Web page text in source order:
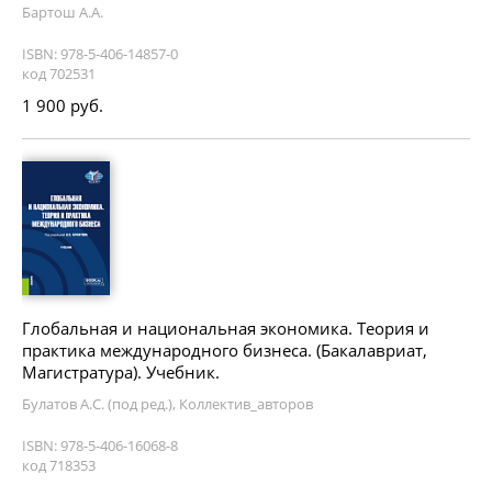
Бартош А.А.
ISBN: 978-5-406-14857-0
код 702531
1 900 руб.
Глобальная и национальная экономика. Теория и
практика международного бизнеса. (Бакалавриат,
Магистратура). Учебник.
Булатов А.С. (под ред.), Коллектив_авторов
ISBN: 978-5-406-16068-8
код 718353